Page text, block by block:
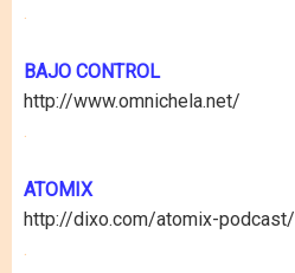
.
BAJO CONTROL
http://www.omnichela.net/
.
ATOMIX
http://dixo.com/atomix-podcast/
.